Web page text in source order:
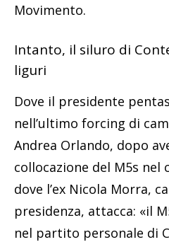
Movimento.
Intanto, il siluro di
liguri
Dove il presidente
nell’ultimo forcing di
Andrea Orlando, dopo
collocazione del M5s nel
dove l’ex Nicola Morra,
presidenza, attacca: «il
nel partito personale di